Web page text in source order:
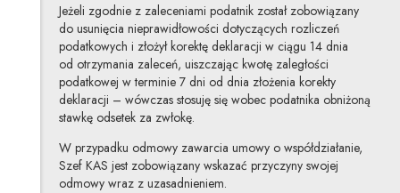
Jeżeli zgodnie z zaleceniami podatnik został zobowiązany
do usunięcia nieprawidłowości dotyczących rozliczeń
podatkowych i złożył korektę deklaracji w ciągu 14 dnia
od otrzymania zaleceń, uiszczając kwotę zaległości
podatkowej w terminie 7 dni od dnia złożenia korekty
deklaracji – wówczas stosuję się wobec podatnika obniżoną
stawkę odsetek za zwłokę.
W przypadku odmowy zawarcia umowy o współdziałanie,
Szef KAS jest zobowiązany wskazać przyczyny swojej
odmowy wraz z uzasadnieniem.